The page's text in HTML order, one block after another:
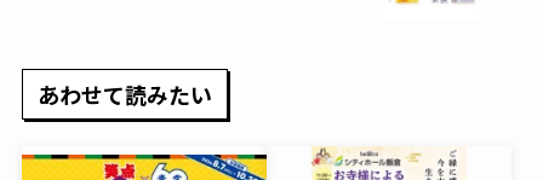
あわせて読みたい